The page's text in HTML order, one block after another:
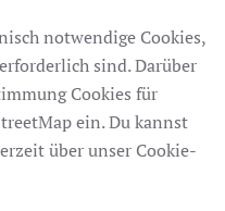
notwendige Cookies,
sind. Darüber
Cookies für
ein. Du kannst
über unser Cookie-